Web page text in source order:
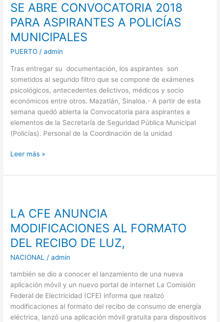
SE ABRE CONVOCATORIA 2018
PARA ASPIRANTES A POLICÍAS
MUNICIPALES
PUERTO /admin
Tras entregar su documentación, los aspirantes son
sometidos al segundo filtro que se compone de exámenes
psicológicos, antecedentes delictivos, médicos y socio
económicos entre otros. Mazatlán, Sinaloa.- A partir de esta
semana quedó abierta la Convocatoria para aspirantes a
elementos de la Secretaría de Seguridad Pública Municipal
(Policías). Personal de la Coordinación de la unidad
CONVOCATORIA
2018
PARA
ASPIRANTES
A
MUNICIPALES
Leer más »
LA CFE ANUNCIA
MODIFICACIONES AL FORMATO
DEL RECIBO DE LUZ,
NACIONAL /admin
también se dio a conocer el lanzamiento de una nueva
aplicación móvil y un nuevo portal de internet La Comisión
Federal de Electricidad (CFE) informa que realizó
modificaciones al formato del recibo de consumo de energía
eléctrica, lanzó una aplicación móvil gratuita para dispositivos
ANUNCIA
MODIFICACIONES
AL
FORMATO
DEL
DE
LUZ,